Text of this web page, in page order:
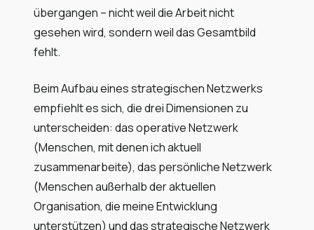
übergangen – nicht weil die Arbeit nicht
gesehen wird, sondern weil das Gesamtbild
fehlt.
Beim Aufbau eines strategischen Netzwerks
empfiehlt es sich, die drei Dimensionen zu
unterscheiden: das operative Netzwerk
(Menschen, mit denen ich aktuell
zusammenarbeite), das persönliche Netzwerk
(Menschen außerhalb der aktuellen
Organisation, die meine Entwicklung
unterstützen) und das strategische Netzwerk